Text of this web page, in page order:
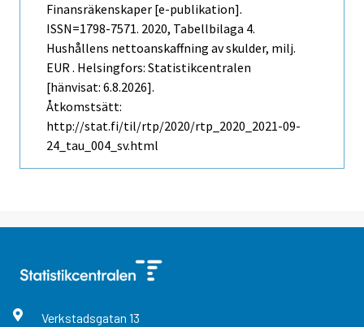
Finansräkenskaper [e-publikation].
ISSN=1798-7571. 2020, Tabellbilaga 4.
Hushållens nettoanskaffning av skulder, milj.
EUR . Helsingfors: Statistikcentralen
[hänvisat: 6.8.2026].
Åtkomstsätt:
http://stat.fi/til/rtp/2020/rtp_2020_2021-09-
24_tau_004_sv.html
Verkstadsgatan 13